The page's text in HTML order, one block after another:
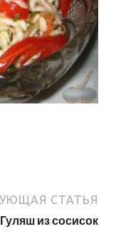
СТАТЬЯ
Гуляш из сосисок